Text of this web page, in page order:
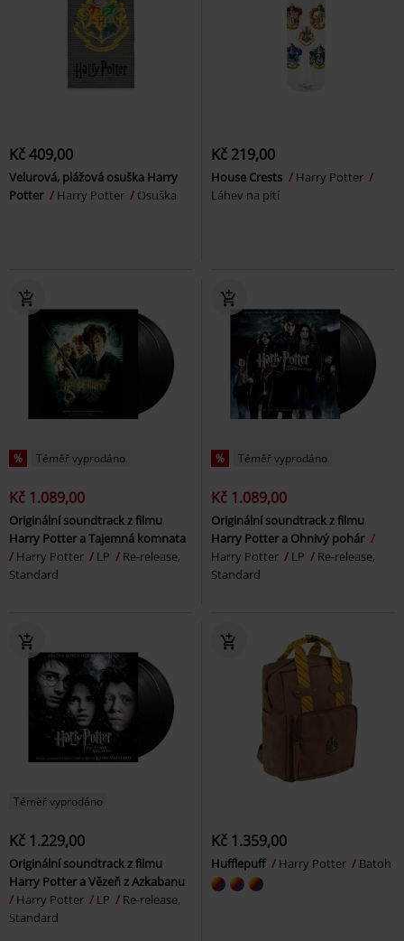
Kč 409,00
Velurová, plážová osuška Harry
Potter
Harry Potter Osuška
Kč 219,00
House Crests
Harry Potter
Láhev na pití
% Téměř vyprodáno
Kč 1.089,00
Originální soundtrack z filmu
Harry Potter a Tajemná komnata
Harry Potter
LP
Re-release,
Standard
% Téměř vyprodáno
Kč 1.089,00
Originální soundtrack z filmu
Harry Potter a Ohnivý pohár
Harry Potter
LP
Re-release,
Standard
Téměř vyprodáno
Kč 1.229,00
Originální soundtrack z filmu
Harry Potter a Vězeň z Azkabanu
Harry Potter
LP
Re-release,
Standard
Kč 1.359,00
Hufflepuff Harry Potter Batoh